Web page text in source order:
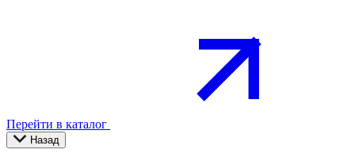
Перейти в каталог
Назад